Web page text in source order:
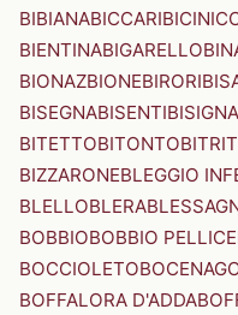
BIBIANABICCARI
BIENTINABIGARELLO
BIONAZBIONEBIRORI
BISEGNABISENTI
BITETTOBITONTO
BIZZARONEBLEGGIO
BLELLOBLERA
BOBBIOBOBBIO PELLICE
BOCCIOLETO
BOFFALORA D'ADDA